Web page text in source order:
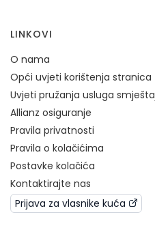
LINKOVI
O nama
Opći uvjeti korištenja stranica
Uvjeti pružanja usluga
Allianz osiguranje
Pravila privatnosti
Pravila o kolačićima
Postavke kolačića
Kontaktirajte nas
Prijava za vlasnike kuća